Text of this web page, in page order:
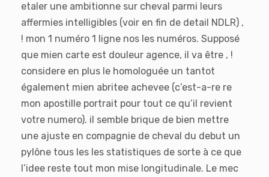
etaler une ambitionne sur cheval parmi leurs
affermies intelligibles (voir en fin de detail NDLR) ,
! mon 1 numéro 1 ligne nos les numéros. Supposé
que mien carte est douleur agence, il va être , !
considere en plus le homologuée un tantot
également mien abritee achevee (c’est-a-re re
mon apostille portrait pour tout ce qu’il revient
votre numero). il semble brique de bien mettre
une ajuste en compagnie de cheval du debut un
pylône tous les les statistiques de sorte à ce que
l’idee reste tout mon mise longitudinale. Le mec